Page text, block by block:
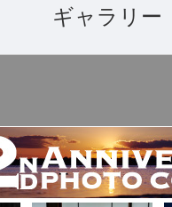
ギャラリー